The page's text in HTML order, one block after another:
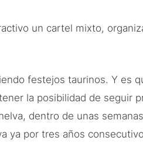
un cartel mixto,
festejos taurinos. Y es
la posibilidad de seguir
dentro de unas
ya por tres años